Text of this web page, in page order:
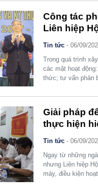
Công tác
Liên hiệp
Tin tức -06/09/
Trong quá trình
các mặt hoạt
thức; tư vấn phản
Giải pháp
thực hiện
Tin tức -06/09/
Ngay từ những
nhưng Liên hiệp
máy, điều kiện